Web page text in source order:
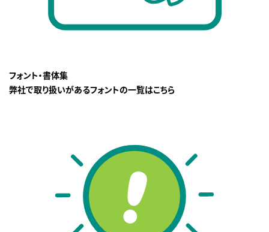
フォント・書体集
弊社で取り扱いがあるフォントの一覧はこちら